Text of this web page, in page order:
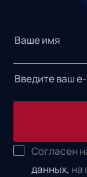
Согласен
данных, на